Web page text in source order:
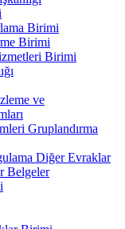
Birimi
Birimi
Birimi
ve
Gruplandırma
Diğer Evraklar
Belgeler